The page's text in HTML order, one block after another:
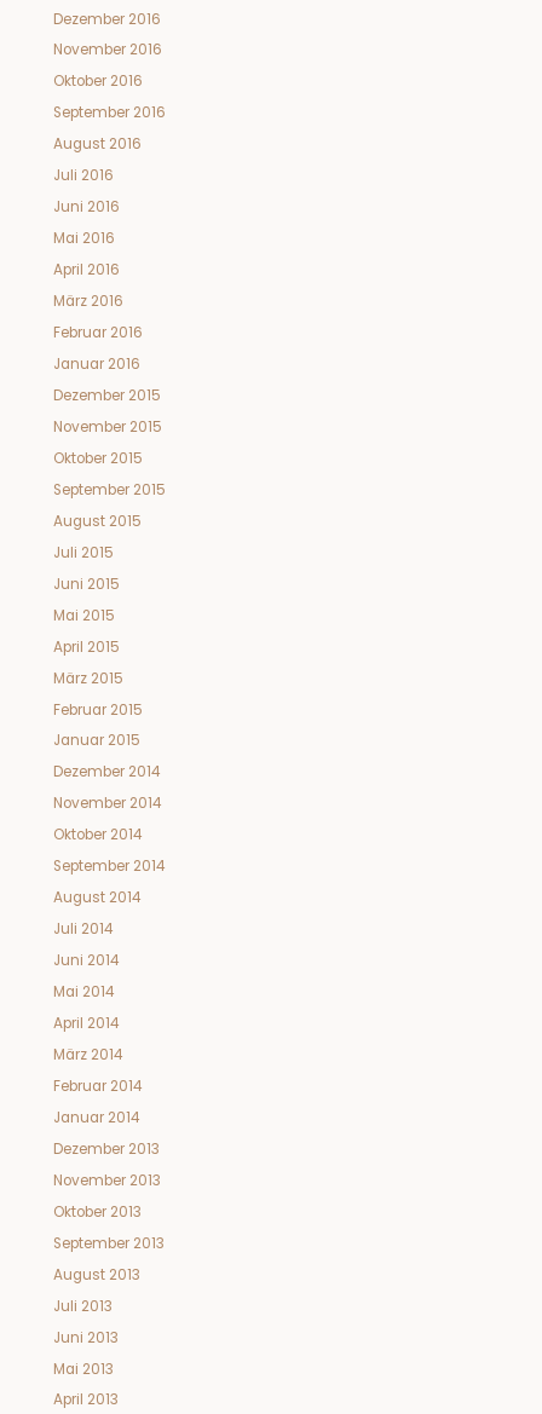
Dezember 2016
November 2016
Oktober 2016
September 2016
August 2016
Juli 2016
Juni 2016
Mai 2016
April 2016
März 2016
Februar 2016
Januar 2016
Dezember 2015
November 2015
Oktober 2015
September 2015
August 2015
Juli 2015
Juni 2015
Mai 2015
April 2015
März 2015
Februar 2015
Januar 2015
Dezember 2014
November 2014
Oktober 2014
September 2014
August 2014
Juli 2014
Juni 2014
Mai 2014
April 2014
März 2014
Februar 2014
Januar 2014
Dezember 2013
November 2013
Oktober 2013
September 2013
August 2013
Juli 2013
Juni 2013
Mai 2013
April 2013